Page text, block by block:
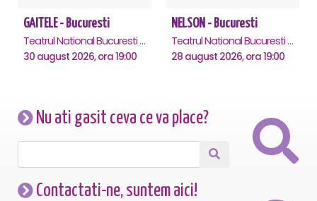
GAITELE - Bucuresti
Teatrul National Bucuresti - Sala Ion Caramitru, Bucuresti
30 august 2026, ora 19:00
NELSON - Bucuresti
Teatrul National Bucuresti - Sala Ion Caramitru, Bucuresti
28 august 2026, ora 19:00
Nu ati gasit ceva ce va place?
Contactati-ne, suntem aici!